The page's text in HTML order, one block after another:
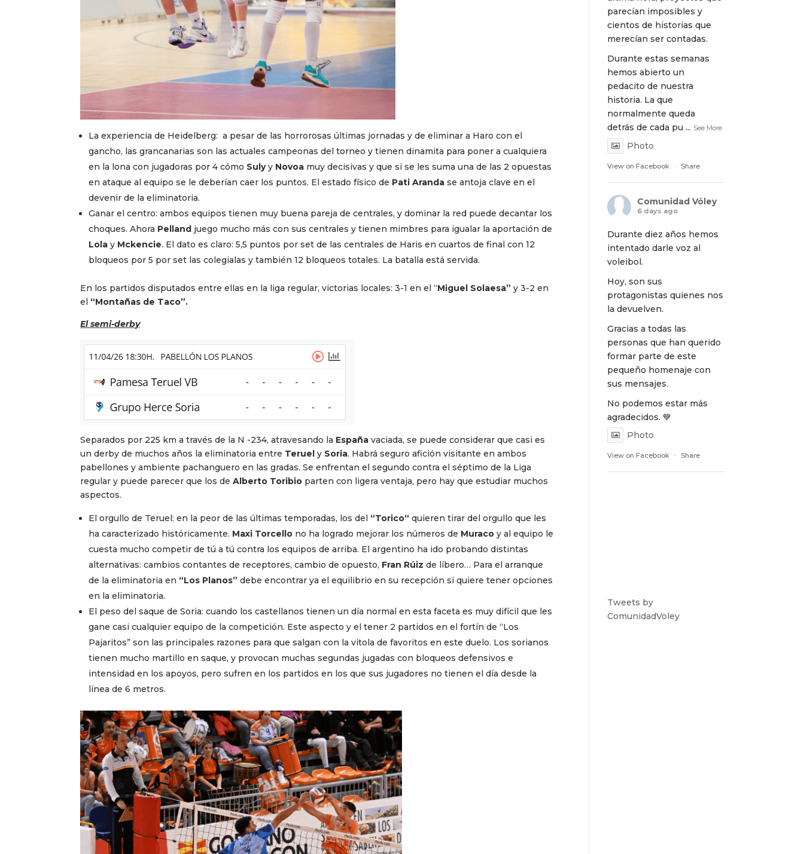
La experiencia de Heidelberg: a pesar de las horrorosas últimas jornadas y de eliminar a Haro con el
gancho, las grancanarias son las actuales campeonas del torneo y tienen dinamita para poner a cualquiera
en la lona con jugadoras por 4 cómo Sulyy Novoa muy decisivas y que si se les suma una de las 2 opuestas
en ataque al equipo se le deberían caer los puntos. El estado físico de Pati Aranda se antoja clave en el
devenir de la eliminatoria.
Ganar el centro: ambos equipos tienen muy buena pareja de centrales, y dominar la red puede decantar los
choques. Ahora Pelland juego mucho más con sus centrales y tienen mimbres para igualar la aportación de
Lola y Mckencie. El dato es claro: 5,5 puntos por set de las centrales de Haris en cuartos de final con 12
bloqueos por 5 por set las colegialas y también 12 bloqueos totales. La batalla está servida.
En los partidos disputados entre ellas en la liga regular, victorias locales: 3-1 en el “Miguel Solaesa” y 3-2 en
el “Montañas de Taco”.
El semi-derby
Separados por 225 km a través de la N -234, atravesando la España vaciada, se puede considerar que casi es
un derby de muchos años la eliminatoria entre Teruel y Soria. Habrá seguro afición visitante en ambos
pabellones y ambiente pachanguero en las gradas. Se enfrentan el segundo contra el séptimo de la Liga
regular y puede parecer que los deAlberto Toribio parten con ligera ventaja, pero hay que estudiar muchos
aspectos.
El orgullo de Teruel: en la peor de las últimas temporadas, los del “Torico“quieren tirar del orgullo que les
ha caracterizado históricamente. Maxi Torcello no ha logrado mejorar los números de Muraco y al equipo le
cuesta mucho competir de tú a tú contra los equipos de arriba. El argentino ha ido probando distintas
alternativas: cambios contantes de receptores, cambio de opuesto, Fran Rúizde líbero… Para el arranque
de la eliminatoria en “Los Planos”debe encontrar ya el equilibrio en su recepción si quiere tener opciones
en la eliminatoria.
El peso del saque de Soria: cuando los castellanos tienen un día normal en esta faceta es muy difícil que les
gane casi cualquier equipo de la competición. Este aspecto y el tener 2 partidos en el fortín de “Los
Pajaritos” son las principales razones para que salgan con la vitola de favoritos en este duelo. Los sorianos
tienen mucho martillo en saque, y provocan muchas segundas jugadas con bloqueos defensivos e
intensidad en los apoyos, pero sufren en los partidos en los que sus jugadores no tienen el día desde la
línea de 6 metros.
parecían imposibles y
cientos de historias que
merecían ser contadas.
Durante estas semanas
hemos abierto un
pedacito de nuestra
historia. La que
normalmente queda
detrás de cada pu ... See More
Photo
View on Facebook · Share
Comunidad Vóley
6 days ago
Durante diez años hemos
intentado darle voz al
voleibol.
Hoy, son sus
protagonistas quienes nos
la devuelven.
Gracias a todas las
personas que han querido
formar parte de este
pequeño homenaje con
sus mensajes.
No podemos estar más
agradecidos. 💙
Photo
View on Facebook · Share
Tweets by
ComunidadVoley